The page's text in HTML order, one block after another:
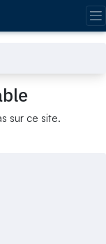
sur ce site.